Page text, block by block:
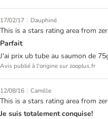
17/02/17 | Dauphiné
This is a stars rating area from
Parfait
J'ai prix ub tube au saumon de
Avis publié à l'origine sur zooplus.fr
12/08/16 | Camille
This is a stars rating area from
Je suis totalement conquise!